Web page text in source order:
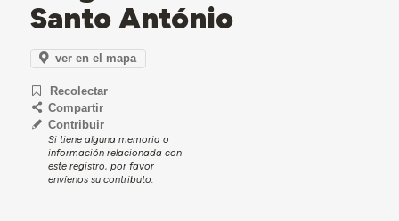
Santo António
ver en el mapa
Recolectar
Compartir
Contribuir
Si tiene alguna memoria o
información relacionada con
este registro, por favor
envíenos su contributo.